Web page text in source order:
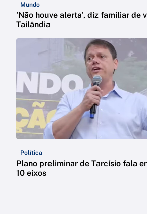
Mundo
'Não houve alerta', diz familiar de
Tailândia
Política
Plano preliminar de Tarcísio fala
10 eixos